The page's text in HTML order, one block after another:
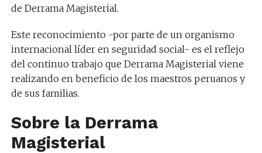
de Derrama Magisterial.
Este reconocimiento -por parte de un organismo
internacional líder en seguridad social- es el reflejo
del continuo trabajo que Derrama Magisterial viene
realizando en beneficio de los maestros peruanos y
de sus familias.
Sobre la Derrama
Magisterial